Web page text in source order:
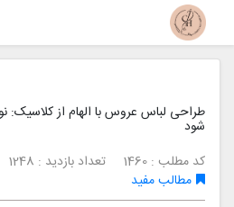
طراحی لباس عروس با الهام از کلاسیک:
شود
کد مطلب : 1460
تعداد بازدید : 1248
مطالب مفید